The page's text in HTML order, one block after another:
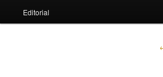
Editorial